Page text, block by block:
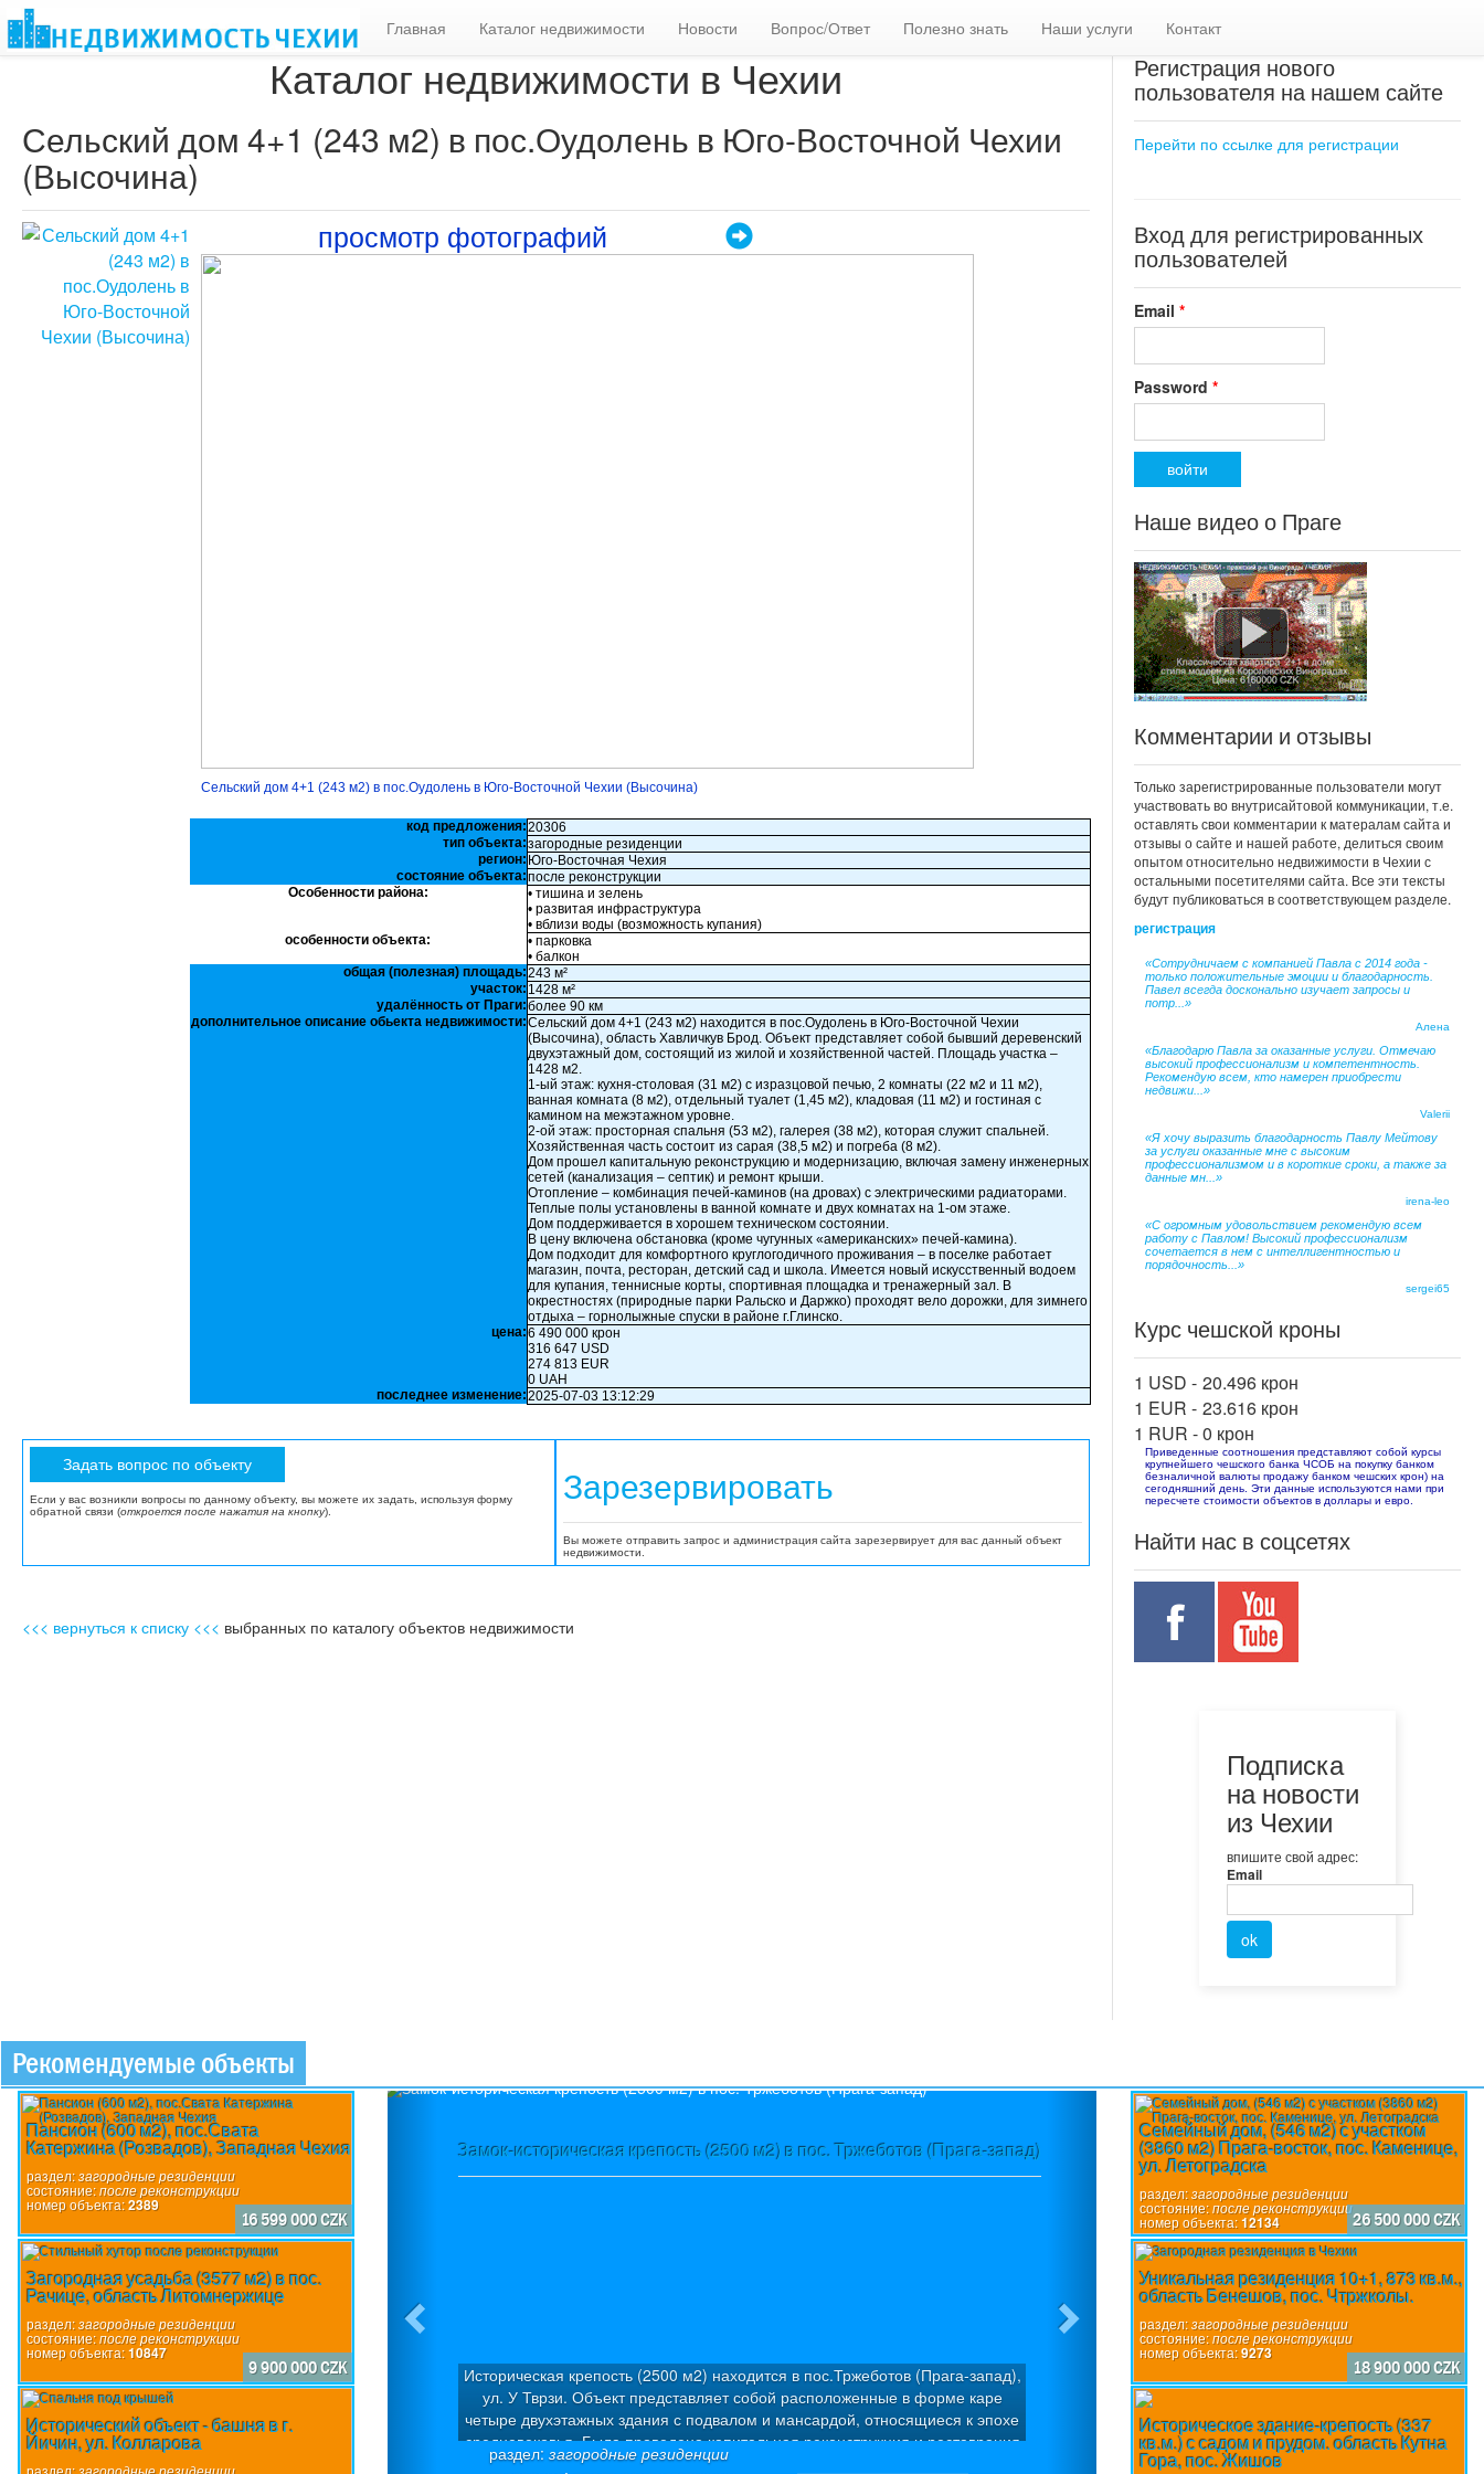
Главная Каталог недвижимости Новости Вопрос/Ответ Полезно знать Наши услуги Контакт
Каталог недвижимости в Чехии
Сельский дом 4+1 (243 м2) в пос.Оудолень в Юго-Восточной Чехии
(Высочина)
просмотр фотографий
Сельский дом 4+1 (243 м2) в пос.Оудолень в Юго-Восточной Чехии (Высочина)
код предложения:20306
тип объекта:загородные резиденции
регион: Юго-Восточная Чехия
состояние объекта:после реконструкции
Особенности района:
• тишина и зелень
• развитая инфраструктура
• вблизи воды (возможность купания)
особенности объекта:
• парковка
• балкон
общая (полезная) площадь:243 м²
участок: 1428 м²
удалённость от Праги:более 90 км
дополнительное описание обьекта недвижимости:Сельский дом 4+1 (243 м2) находится в пос.Оудолень в Юго-Восточной Чехии
(Высочина), область Хавличкув Брод. Объект представляет собой бывший деревенский
двухэтажный дом, состоящий из жилой и хозяйственной частей. Площадь участка –
1428 м2.
1-ый этаж: кухня-столовая (31 м2) с изразцовой печью, 2 комнаты (22 м2 и 11 м2),
ванная комната (8 м2), отдельный туалет (1,45 м2), кладовая (11 м2) и гостиная с
камином на межэтажном уровне.
2-ой этаж: просторная спальня (53 м2), галерея (38 м2), которая служит спальней.
Хозяйственная часть состоит из сарая (38,5 м2) и погреба (8 м2).
Дом прошел капитальную реконструкцию и модернизацию, включая замену инженерных
сетей (канализация – септик) и ремонт крыши.
Отопление – комбинация печей-каминов (на дровах) с электрическими радиаторами.
Теплые полы установлены в ванной комнате и двух комнатах на 1-ом этаже.
Дом поддерживается в хорошем техническом состоянии.
В цену включена обстановка (кроме чугунных «американских» печей-камина).
Дом подходит для комфортного круглогодичного проживания – в поселке работает
магазин, почта, ресторан, детский сад и школа. Имеется новый искусственный водоем
для купания, теннисные корты, спортивная площадка и тренажерный зал. В
окрестностях (природные парки Ральско и Даржко) проходят вело дорожки, для зимнего
отдыха – горнолыжные спуски в районе г.Глинско.
цена:6 490 000 крон
316 647 USD
274 813 EUR
0 UAH
последнее изменение:2025-07-03 13:12:29
Если у вас возникли вопросы по данному объекту, вы можете их задать, используя форму
обратной связи (откроется после нажатия на кнопку).
Зарезервировать
Вы можете отправить запрос и администрация сайта зарезервирует для вас данный объект
недвижимости.
<<< вернуться к списку <<< выбранных по каталогу объектов недвижимости
Регистрация нового
пользователя на нашем сайте
Перейти по ссылке для регистрации
Вход для регистрированных
пользователей
Email *
Password *
Наше видео о Праге
Комментарии и отзывы
Только зарегистрированные пользователи могут
участвовать во внутрисайтовой коммуникации, т.е.
оставлять свои комментарии к матералам сайта и
отзывы о сайте и нашей работе, делиться своим
опытом относительно недвижимости в Чехии с
остальными посетителями сайта. Все эти тексты
будут публиковаться в соответствующем разделе.
регистрация
«Сотрудничаем с компанией Павла с 2014 года -
только положительные эмоции и благодарность.
Павел всегда досконально изучает запросы и
потр...»
Алена
«Благодарю Павла за оказанные услуги. Отмечаю
высокий профессионализм и компетентность.
Рекомендую всем, кто намерен приобрести
недвижи...»
Valerii
«Я хочу выразить благодарность Павлу Мейтову
за услуги оказанные мне с высоким
профессионализмом и в короткие сроки, а также за
данные мн...»
irena-leo
«С огромным удовольствием рекомендую всем
работу с Павлом! Высокий профессионализм
сочетается в нем с интеллигентностью и
порядочность...»
sergei65
Курс чешской кроны
1 USD - 20.496 крон
1 EUR - 23.616 крон
1 RUR -0 крон
Приведенные соотношения представляют собой курсы
крупнейшего чешского банка ЧСОБ на покупку банком
безналичной валюты продажу банком чешских крон) на
сегодняшний день. Эти данные используются нами при
пересчете стоимости объектов в доллары и евро.
Найти нас в соцсетях
Подписка
на новости
из Чехии
впишите свой адрес:
Email
Рекомендуемые объекты
Пансион (600 м2), пос.Свата
Катержина (Розвадов), Западная Чехия
раздел:загородные резиденции
состояние:после реконструкции
номер объекта:2389
16 599 000 CZK
Загородная усадьба (3577 м2) в пос.
Рачице, область Литомнержице
раздел:загородные резиденции
состояние:после реконструкции
номер объекта:10847
9 900 000 CZK
Исторический объект - башня в г.
Йичин, ул. Колларова
раздел:загородные резиденции
Замок-историческая крепость (2500 м2) в пос. Тржеботов (Прага-запад)
раздел:загородные резиденции
Историческая крепость (2500 м2) находится в пос.Тржеботов (Прага-запад),
ул. У Тврзи. Объект представляет собой расположенные в форме каре
четыре двухэтажных здания с подвалом и мансардой, относящиеся к эпохе
средневековья. Была проведена капитальная реконструкция и реставрация
объекта в период 2000-2003 г.г. Был восстановлен внешний архитектурный
Пансион (600 м2), пос.Свата
раздел:загородные резиденции
Пансион (600 м2) находится на
рассчитан на размещение 20 человек. 1-
планировкой 3+1. 2-ой этаж: двое
своими кухнями и ванными комнатами.
Previous
Семейный дом, (546 м2) с участком
(3860 м2) Прага-восток, пос. Каменице,
ул. Летоградска
раздел:загородные резиденции
состояние:после реконструкции
номер объекта:12134 26 500 000 CZK
Уникальная резиденция 10+1, 873 кв.м.,
область Бенешов, пос. Чтржколы.
раздел:загородные резиденции
состояние:после реконструкции
номер объекта:9273
18 900 000 CZK
Историческое здание-крепость (337
кв.м.) с садом и прудом. область Кутна
Гора, пос. Жишов